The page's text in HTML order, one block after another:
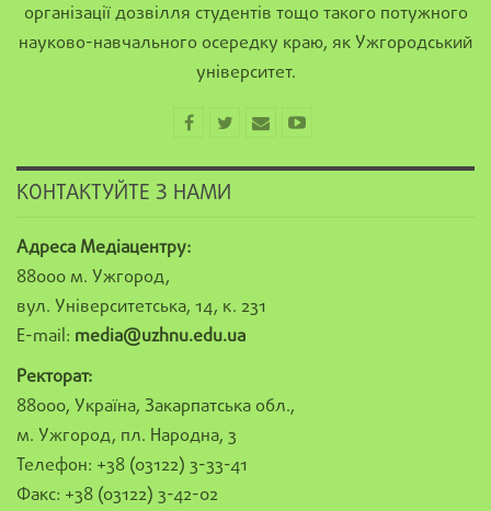
організації дозвілля студентів тощо такого потужного
науково-навчального осередку краю, як Ужгородський
університет.
КОНТАКТУЙТЕ З НАМИ
Адреса Медіацентру:
88000 м. Ужгород,
вул. Університетська, 14, к. 231
E-mail: media@uzhnu.edu.ua
Ректорат:
88000, Україна, Закарпатська обл.,
м. Ужгород, пл. Народна, 3
Телефон: +38 (03122) 3-33-41
Факс: +38 (03122) 3-42-02